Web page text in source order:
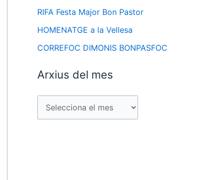
RIFA Festa Major Bon Pastor
HOMENATGE a la Vellesa
CORREFOC DIMONIS BONPASFOC
Arxius del mes
r